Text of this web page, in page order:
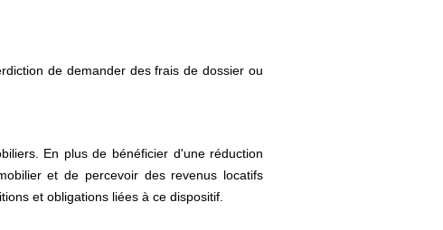
de demander des frais de dossier ou
En plus de bénéficier d'une réduction
et de percevoir des revenus locatifs
et obligations liées à ce dispositif.